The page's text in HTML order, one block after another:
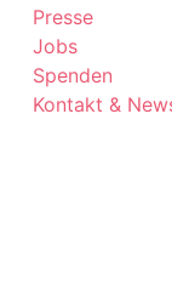
Presse
Jobs
Spenden
Kontakt &